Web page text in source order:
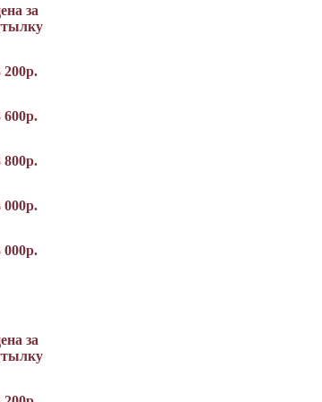
за
200р.
600р.
800р.
000р.
000р.
за